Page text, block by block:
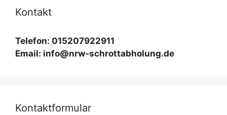
Kontakt
Telefon: 015207922911
Email: info@nrw-schrottabholung.de
Kontaktformular